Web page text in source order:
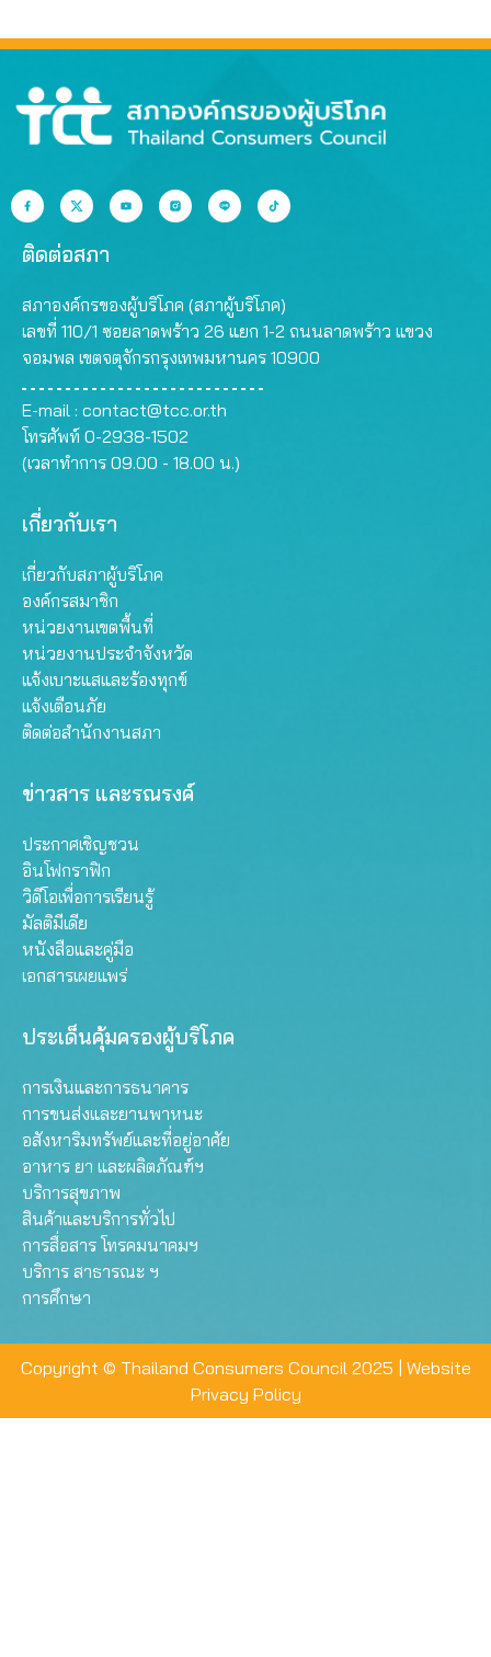
ติดต่อสภา
สภาองค์กรของผู้บริโภค (สภาผู้บริโภค)
เลขที่ 110/1 ซอยลาดพร้าว 26 แยก 1-2 ถนนลาดพร้าว แขวง
จอมพล เขตจตุจักรกรุงเทพมหานคร 10900
E-mail : contact@tcc.or.th
โทรศัพท์ 0-2938-1502
(เวลาทำการ 09.00 - 18.00 น.)
เกี่ยวกับเรา
เกี่ยวกับสภาผู้บริโภค
องค์กรสมาชิก
หน่วยงานเขตพื้นที่
หน่วยงานประจำจังหวัด
แจ้งเบาะแสและร้องทุกข์
แจ้งเตือนภัย
ติดต่อสำนักงานสภา
ข่าวสาร และรณรงค์
ประกาศเชิญชวน
อินโฟกราฟิก
วิดีโอเพื่อการเรียนรู้
มัลติมีเดีย
หนังสือและคู่มือ
เอกสารเผยแพร่
ประเด็นคุ้มครองผู้บริโภค
การเงินและการธนาคาร
การขนส่งและยานพาหนะ
อสังหาริมทรัพย์และที่อยู่อาศัย
อาหาร ยา และผลิตภัณฑ์ฯ
บริการสุขภาพ
สินค้าและบริการทั่วไป
การสื่อสาร โทรคมนาคมฯ
บริการ สาธารณะ ฯ
การศึกษา
Copyright © Thailand Consumers Council 2025 | Website
Privacy Policy